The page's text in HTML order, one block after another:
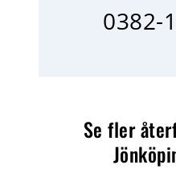
0382-
Se fler